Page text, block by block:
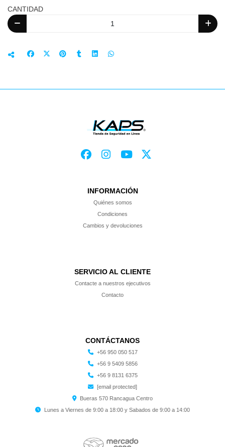
CANTIDAD
INFORMACIÓN
Quiénes somos
Condiciones
Cambios y devoluciones
SERVICIO AL CLIENTE
Contacte a nuestros ejecutivos
Contacto
CONTÁCTANOS
+56 950 050 517
+56 9 5409 5856
+56 9 8131 6375
[email protected]
Bueras 570 Rancagua Centro
Lunes a Viernes de 9:00 a 18:00 y Sabados de 9:00 a 14:00